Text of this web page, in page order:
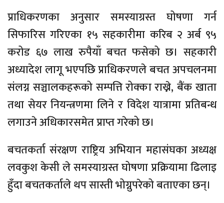
प्राधिकरणका अनुसार समस्याग्रस्त घोषणा गर्न
सिफारिस गरिएका १५ सहकारीमा करिब २ अर्ब ९५
करोड ६७ लाख रुपैयाँ बचत फसेको छ। सहकारी
अध्यादेश लागू भएपछि प्राधिकरणले बचत अपचलनमा
संलग्न सञ्चालकहरूको सम्पत्ति रोक्का राख्ने, बैंक खाता
तथा सेयर नियन्त्रणमा लिने र विदेश यात्रामा प्रतिबन्ध
लगाउने अधिकारसमेत प्राप्त गरेको छ।
बचतकर्ता संरक्षण राष्ट्रिय अभियान महासंघका अध्यक्ष
लवकुश केसी ले समस्याग्रस्त घोषणा प्रक्रियामा ढिलाइ
हुँदा बचतकर्ताले थप सास्ती भोग्नुपरेको बताएका छन्।